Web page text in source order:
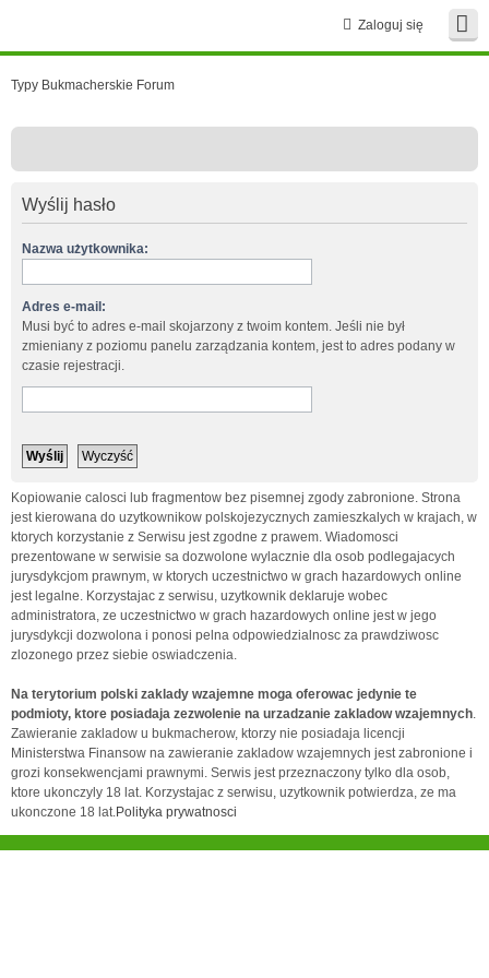
Zaloguj się
Typy Bukmacherskie Forum
Wyślij hasło
Nazwa użytkownika:
Adres e-mail:
Musi być to adres e-mail skojarzony z twoim kontem. Jeśli nie był
zmieniany z poziomu panelu zarządzania kontem, jest to adres podany w
czasie rejestracji.
Kopiowanie calosci lub fragmentow bez pisemnej zgody zabronione. Strona
jest kierowana do uzytkownikow polskojezycznych zamieszkalych w krajach, w
ktorych korzystanie z Serwisu jest zgodne z prawem. Wiadomosci
prezentowane w serwisie sa dozwolone wylacznie dla osob podlegajacych
jurysdykcjom prawnym, w ktorych uczestnictwo w grach hazardowych online
jest legalne. Korzystajac z serwisu, uzytkownik deklaruje wobec
administratora, ze uczestnictwo w grach hazardowych online jest w jego
jurysdykcji dozwolona i ponosi pelna odpowiedzialnosc za prawdziwosc
zlozonego przez siebie oswiadczenia.
Na terytorium polski zaklady wzajemne moga oferowac jedynie te
podmioty, ktore posiadaja zezwolenie na urzadzanie zakladow wzajemnych.
Zawieranie zakladow u bukmacherow, ktorzy nie posiadaja licencji
Ministerstwa Finansow na zawieranie zakladow wzajemnych jest zabronione i
grozi konsekwencjami prawnymi. Serwis jest przeznaczony tylko dla osob,
ktore ukonczyly 18 lat. Korzystajac z serwisu, uzytkownik potwierdza, ze ma
ukonczone 18 lat.Polityka prywatnosci